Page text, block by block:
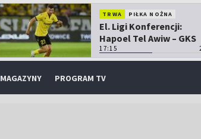
TRWA PIŁKA NOŻNA
El. Ligi Konferencji:
Hapoel Tel Awiw – GKS
Katowice
17:15
MAGAZYNY PROGRAM TV